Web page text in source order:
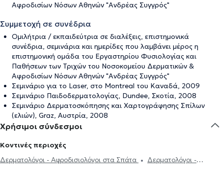
Αφροδισίων Νόσων Αθηνών "Ανδρέας Συγγρός"
Συμμετοχή σε συνέδρια
Ομιλήτρια / εκπαιδεύτρια σε διαλέξεις, επιστημονικά
συνέδρια, σεμινάρια και ημερίδες που λαμβάνει μέρος η
επιστημονική ομάδα του Εργαστηρίου Φυσιολογίας και
Παθήσεων των Τριχών του Νοσοκομείου Δερματικών &
Αφροδισίων Νόσων Αθηνών "Ανδρέας Συγγρός"
Σεμινάριο για το Laser, στο Montreal του Καναδά, 2009
Σεμινάριο Παιδοδερματολογίας, Dundee, Σκοτία, 2008
Σεμινάριο Δερματοσκόπησης και Χαρτογράφησης Σπίλων
(ελιών), Graz, Αυστρία, 2008
Χρήσιμοι σύνδεσμοι
Κοντινές περιοχές
Δερματολόγοι - Αφροδισιολόγοι στα Σπάτα
Δερματολόγοι -